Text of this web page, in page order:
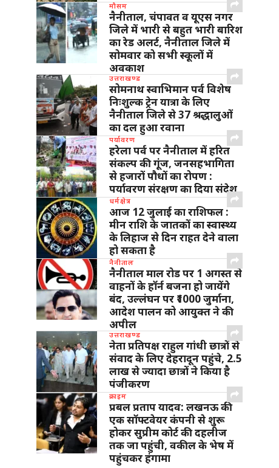
मौसम
नैनीताल, चंपावत व यूएस नगर
जिले में भारी से बहुत भारी बारिश
का रेड अलर्ट, नैनीताल जिले में
सोमवार को सभी स्कूलों में
अवकाश
उत्तराखण्ड
सोमनाथ स्वाभिमान पर्व विशेष
निःशुल्क ट्रेन यात्रा के लिए
नैनीताल जिले से 37 श्रद्धालुओं
का दल हुआ रवाना
पर्यावरण
हरेला पर्व पर नैनीताल में हरित
संकल्प की गूंज, जनसहभागिता
से हजारों पौधों का रोपण :
पर्यावरण संरक्षण का दिया संदेश
धर्मक्षेत्र
आज 12 जुलाई का राशिफल :
मीन राशि के जातकों का स्वास्थ्य
के लिहाज से दिन राहत देने वाला
हो सकता है
नैनीताल
नैनीताल माल रोड पर 1 अगस्त से
वाहनों के हॉर्न बजना हो जायेंगे
बंद, उल्लंघन पर ₹1000 जुर्माना,
आदेश पालन को आयुक्त ने की
अपील
उत्तराखण्ड
नेता प्रतिपक्ष राहुल गांधी छात्रों से
संवाद के लिए देहरादून पहुंचे, 2.5
लाख से ज्यादा छात्रों ने किया है
पंजीकरण
क्राइम
प्रबल प्रताप यादव: लखनऊ की
एक सॉफ्टवेयर कंपनी से शुरू
होकर सुप्रीम कोर्ट की दहलीज
तक जा पहुंची, वकील के भेष में
पहुंचकर हंगामा